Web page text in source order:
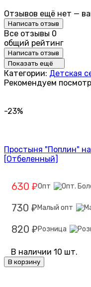
Отзывов ещё нет —
Написать отзыв
Все отзывы 0
общий рейтинг
Написать отзыв
Показать ещё
Категории: Детская
Рекомендуем
-23%
Простыня "Поплин"
[Отбеленный]
630 ₽Опт
730 ₽ Малый опт
820 ₽ Розница
В наличии 10 шт.
В корзину